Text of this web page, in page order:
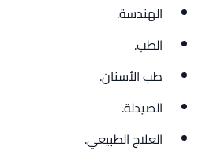
الهندسة.
الطب.
طب الأسنان.
الصيدلة.
العلاج الطبيعي.